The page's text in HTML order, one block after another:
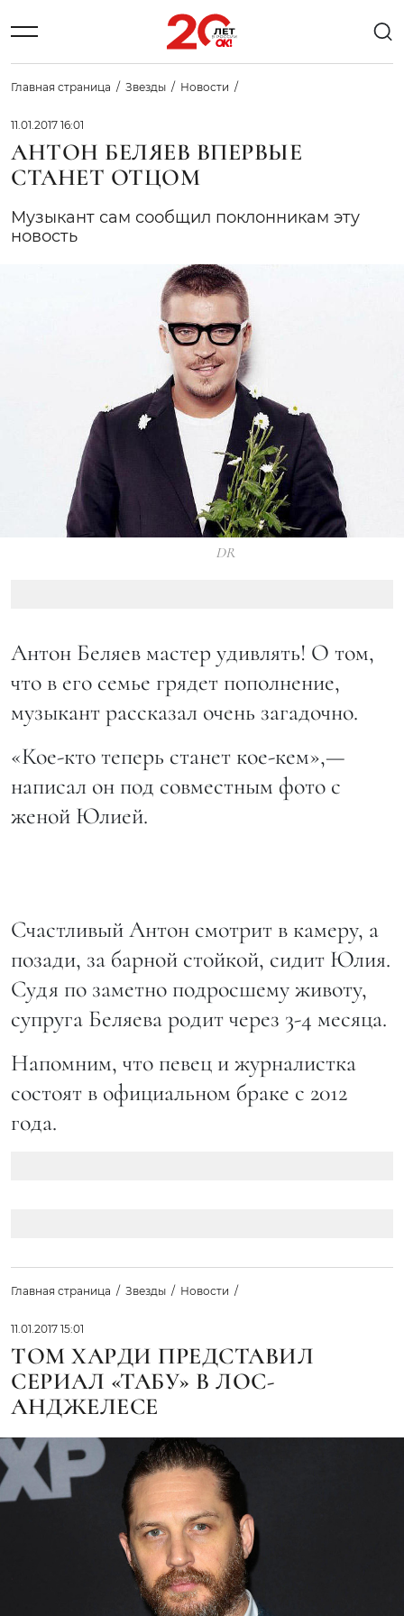
Главная страница Звезды Новости
11.01.2017 16:01
АНТОН БЕЛЯЕВ ВПЕРВЫЕ
СТАНЕТ ОТЦОМ
Музыкант сам сообщил поклонникам эту
новость
DR
Антон Беляев мастер удивлять! О том,
что в его семье грядет пополнение,
музыкант рассказал очень загадочно.
«Кое-кто теперь станет кое-кем»,—
написал он под совместным фото с
женой Юлией.
Счастливый Антон смотрит в камеру, а
позади, за барной стойкой, сидит Юлия.
Судя по заметно подросшему животу,
супруга Беляева родит через 3-4 месяца.
Напомним, что певец и журналистка
состоят в официальном браке с 2012
года.
Главная страница Звезды Новости
11.01.2017 15:01
ТОМ ХАРДИ ПРЕДСТАВИЛ
СЕРИАЛ «ТАБУ» В ЛОС-
АНДЖЕЛЕСЕ